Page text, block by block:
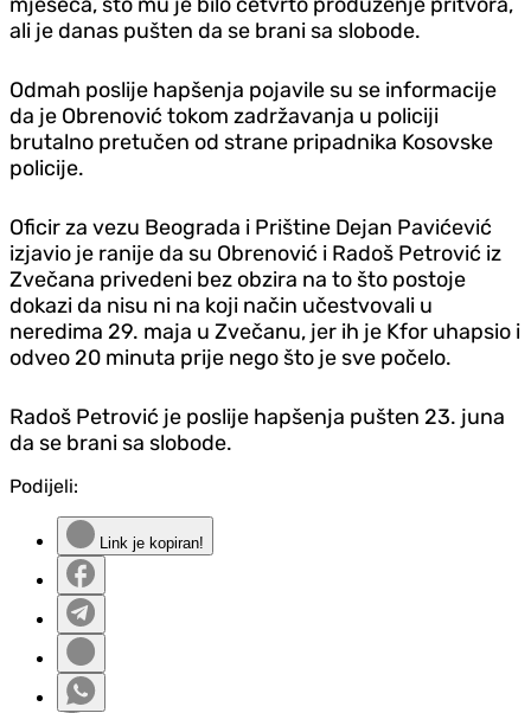
ali je danas pušten da se brani sa slobode.
Odmah poslije hapšenja pojavile su se informacije
da je Obrenović tokom zadržavanja u policiji
brutalno pretučen od strane pripadnika Kosovske
policije.
Oficir za vezu Beograda i Prištine Dejan Pavićević
izjavio je ranije da su Obrenović i Radoš Petrović iz
Zvečana privedeni bez obzira na to što postoje
dokazi da nisu ni na koji način učestvovali u
neredima 29. maja u Zvečanu, jer ih je Kfor uhapsio i
odveo 20 minuta prije nego što je sve počelo.
Radoš Petrović je poslije hapšenja pušten 23. juna
da se brani sa slobode.
Podijeli:
Link je kopiran!